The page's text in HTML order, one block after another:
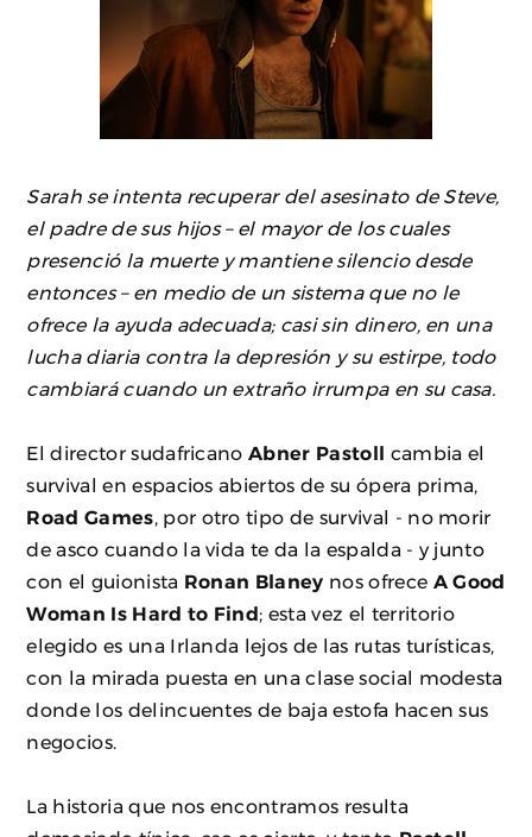
Sarah se intenta recuperar del asesinato de Steve,
el padre de sus hijos – el mayor de los cuales
presenció la muerte y mantiene silencio desde
entonces – en medio de un sistema que no le
ofrece la ayuda adecuada; casi sin dinero, en una
lucha diaria contra la depresión y su estirpe, todo
cambiará cuando un extraño irrumpa en su casa.
El director sudafricano Abner Pastoll cambia el
survival en espacios abiertos de su ópera prima,
Road Games , por otro tipo de survival - no morir
de asco cuando la vida te da la espalda - y junto
con el guionista Ronan Blaney nos ofrece A Good
Woman Is Hard to Find; esta vez el territorio
elegido es una Irlanda lejos de las rutas turísticas,
con la mirada puesta en una clase social modesta
donde los delincuentes de baja estofa hacen sus
negocios.
La historia que nos encontramos resulta